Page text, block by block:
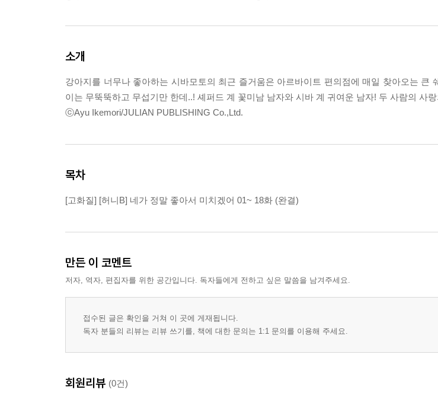
소개
강아지를 너무나 좋아하는 시바모토의 최근 즐거움은 아르바이트 편의점에 매일 찾아오는 큰
이는 무뚝뚝하고 무섭기만 한데..! 셰퍼드 계 꽃미남 남자와 시바 계 귀여운 남자! 두 사람의 사
ⓒAyu Ikemori/JULIAN PUBLISHING Co.,Ltd.
목차
[고화질] [허니B] 네가 정말 좋아서 미치겠어 01~ 18화 (완결)
만든 이 코멘트
저자, 역자, 편집자를 위한 공간입니다. 독자들에게 전하고 싶은 말씀을 남겨주세요.
접수된 글은 확인을 거쳐 이 곳에 게재됩니다.
독자 분들의 리뷰는 리뷰 쓰기를, 책에 대한 문의는 1:1 문의를 이용해 주세요.
회원리뷰 (0건)